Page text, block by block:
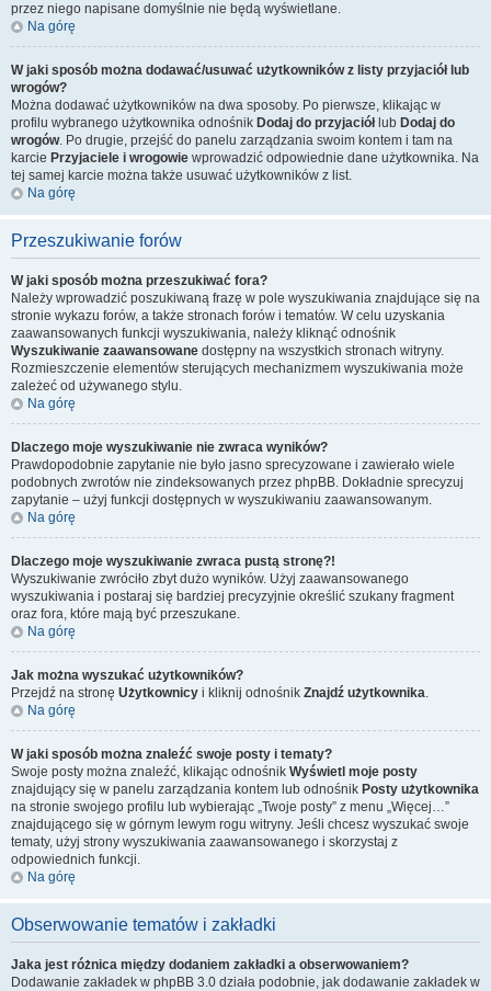
przez niego napisane domyślnie nie będą wyświetlane.
Na górę
W jaki sposób można dodawać/usuwać użytkowników z listy przyjaciół lub
wrogów?
Można dodawać użytkowników na dwa sposoby. Po pierwsze, klikając w
profilu wybranego użytkownika odnośnik Dodaj do przyjaciółlub Dodaj do
wrogów. Po drugie, przejść do panelu zarządzania swoim kontem i tam na
karcie Przyjaciele i wrogowie wprowadzić odpowiednie dane użytkownika. Na
tej samej karcie można także usuwać użytkowników z list.
Na górę
Przeszukiwanie forów
W jaki sposób można przeszukiwać fora?
Należy wprowadzić poszukiwaną frazę w pole wyszukiwania znajdujące się na
stronie wykazu forów, a także stronach forów i tematów. W celu uzyskania
zaawansowanych funkcji wyszukiwania, należy kliknąć odnośnik
Wyszukiwanie zaawansowane dostępny na wszystkich stronach witryny.
Rozmieszczenie elementów sterujących mechanizmem wyszukiwania może
zależeć od używanego stylu.
Na górę
Dlaczego moje wyszukiwanie nie zwraca wyników?
Prawdopodobnie zapytanie nie było jasno sprecyzowane i zawierało wiele
podobnych zwrotów nie zindeksowanych przez phpBB. Dokładnie sprecyzuj
zapytanie – użyj funkcji dostępnych w wyszukiwaniu zaawansowanym.
Na górę
Dlaczego moje wyszukiwanie zwraca pustą stronę?!
Wyszukiwanie zwróciło zbyt dużo wyników. Użyj zaawansowanego
wyszukiwania i postaraj się bardziej precyzyjnie określić szukany fragment
oraz fora, które mają być przeszukane.
Na górę
Jak można wyszukać użytkowników?
Przejdź na stronę Użytkownicy i kliknij odnośnik Znajdź użytkownika.
Na górę
W jaki sposób można znaleźć swoje posty i tematy?
Swoje posty można znaleźć, klikając odnośnik Wyświetl moje posty
znajdujący się w panelu zarządzania kontem lub odnośnik Posty użytkownika
na stronie swojego profilu lub wybierając „Twoje posty” z menu „Więcej…”
znajdującego się w górnym lewym rogu witryny. Jeśli chcesz wyszukać swoje
tematy, użyj strony wyszukiwania zaawansowanego i skorzystaj z
odpowiednich funkcji.
Na górę
Obserwowanie tematów i zakładki
Jaka jest różnica między dodaniem zakładki a obserwowaniem?
Dodawanie zakładek w phpBB 3.0 działa podobnie, jak dodawanie zakładek w